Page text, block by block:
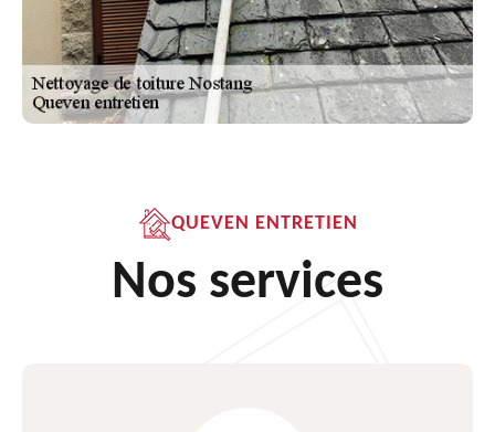
QUEVEN ENTRETIEN
Nos services